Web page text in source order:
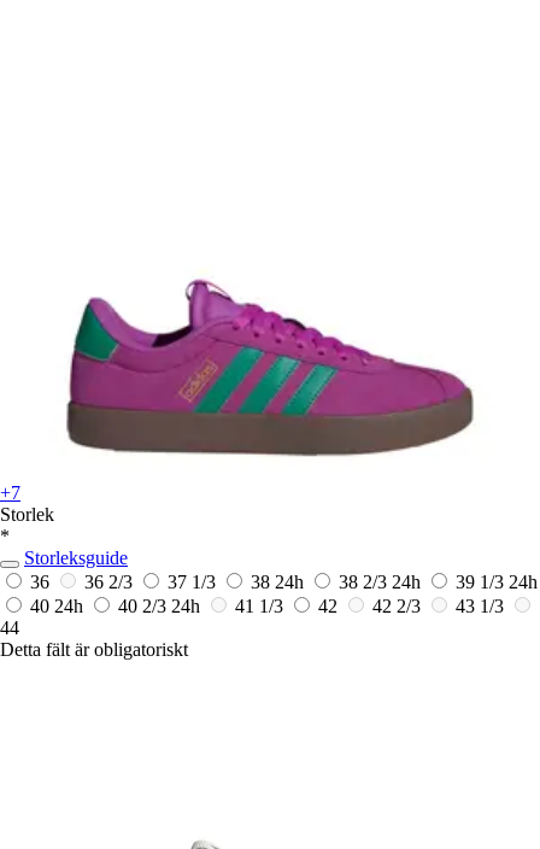
+7
Storlek
*
Storleksguide
36
36 2/3 37 1/3 38 24h 38 2/3 24h 39 1/3 24h
40 24h 40 2/3 24h 41 1/3 42 42 2/3
43 1/3
44
Detta fält är obligatoriskt